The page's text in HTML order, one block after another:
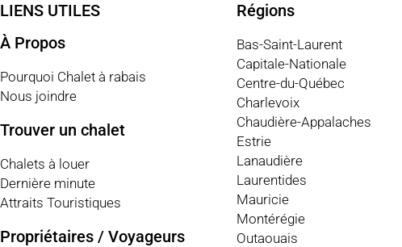
LIENS UTILES
À Propos
Pourquoi Chalet à rabais
Nous joindre
Trouver un chalet
Chalets à louer
Dernière minute
Attraits Touristiques
Propriétaires / Voyageurs
Régions
Bas-Saint-Laurent
Capitale-Nationale
Centre-du-Québec
Charlevoix
Chaudière-Appalaches
Estrie
Lanaudière
Laurentides
Mauricie
Montérégie
Outaouais